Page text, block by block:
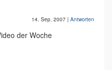
14. Sep. 2007 | Antworten
der Woche